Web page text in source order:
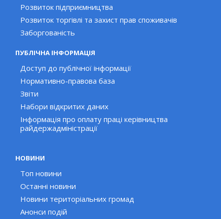
Розвиток підприємництва
Розвиток торгівлі та захист прав споживачів
Заборгованість
ПУБЛІЧНА ІНФОРМАЦІЯ
Доступ до публічної інформації
Нормативно-правова база
Звіти
Набори відкритих даних
Інформація про оплату праці керівництва
райдержадміністрації
НОВИНИ
Топ новини
Останні новини
Новини територіальних громад
Анонси подій